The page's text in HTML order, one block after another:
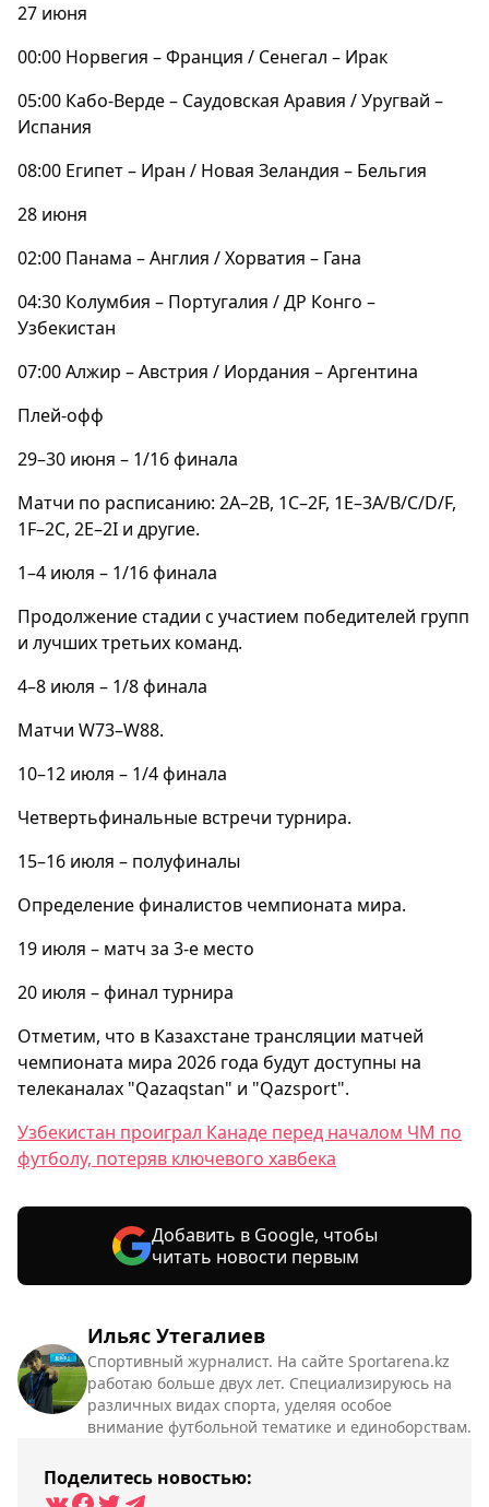
Ильяс Утегалиев
Спортивный журналист. На сайте Sportarena.kz
работаю больше двух лет. Специализируюсь на
различных видах спорта, уделяя особое
внимание футбольной тематике и единоборствам.
Поделитесь новостью:
27 июня
00:00 Норвегия – Франция / Сенегал – Ирак
05:00 Кабо-Верде – Саудовская Аравия / Уругвай –
Испания
08:00 Египет – Иран / Новая Зеландия – Бельгия
28 июня
02:00 Панама – Англия / Хорватия – Гана
04:30 Колумбия – Португалия / ДР Конго –
Узбекистан
07:00 Алжир – Австрия / Иордания – Аргентина
Плей-офф
29–30 июня – 1/16 финала
Матчи по расписанию: 2A–2B, 1C–2F, 1E–3A/B/C/D/F,
1F–2C, 2E–2I и другие.
1–4 июля – 1/16 финала
Продолжение стадии с участием победителей групп
и лучших третьих команд.
4–8 июля – 1/8 финала
Матчи W73–W88.
10–12 июля – 1/4 финала
Четвертьфинальные встречи турнира.
15–16 июля – полуфиналы
Определение финалистов чемпионата мира.
19 июля – матч за 3-е место
20 июля – финал турнира
Отметим, что в Казахстане трансляции матчей
чемпионата мира 2026 года будут доступны на
телеканалах "Qazaqstan" и "Qazsport".
Узбекистан проиграл Канаде перед началом ЧМ по
футболу, потеряв ключевого хавбека
Добавить в Google, чтобы
читать новости первым